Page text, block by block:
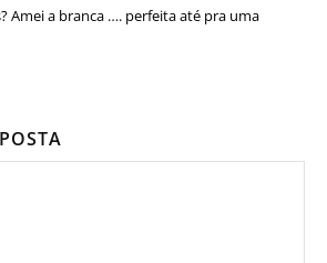
Amei a branca …. perfeita até pra uma